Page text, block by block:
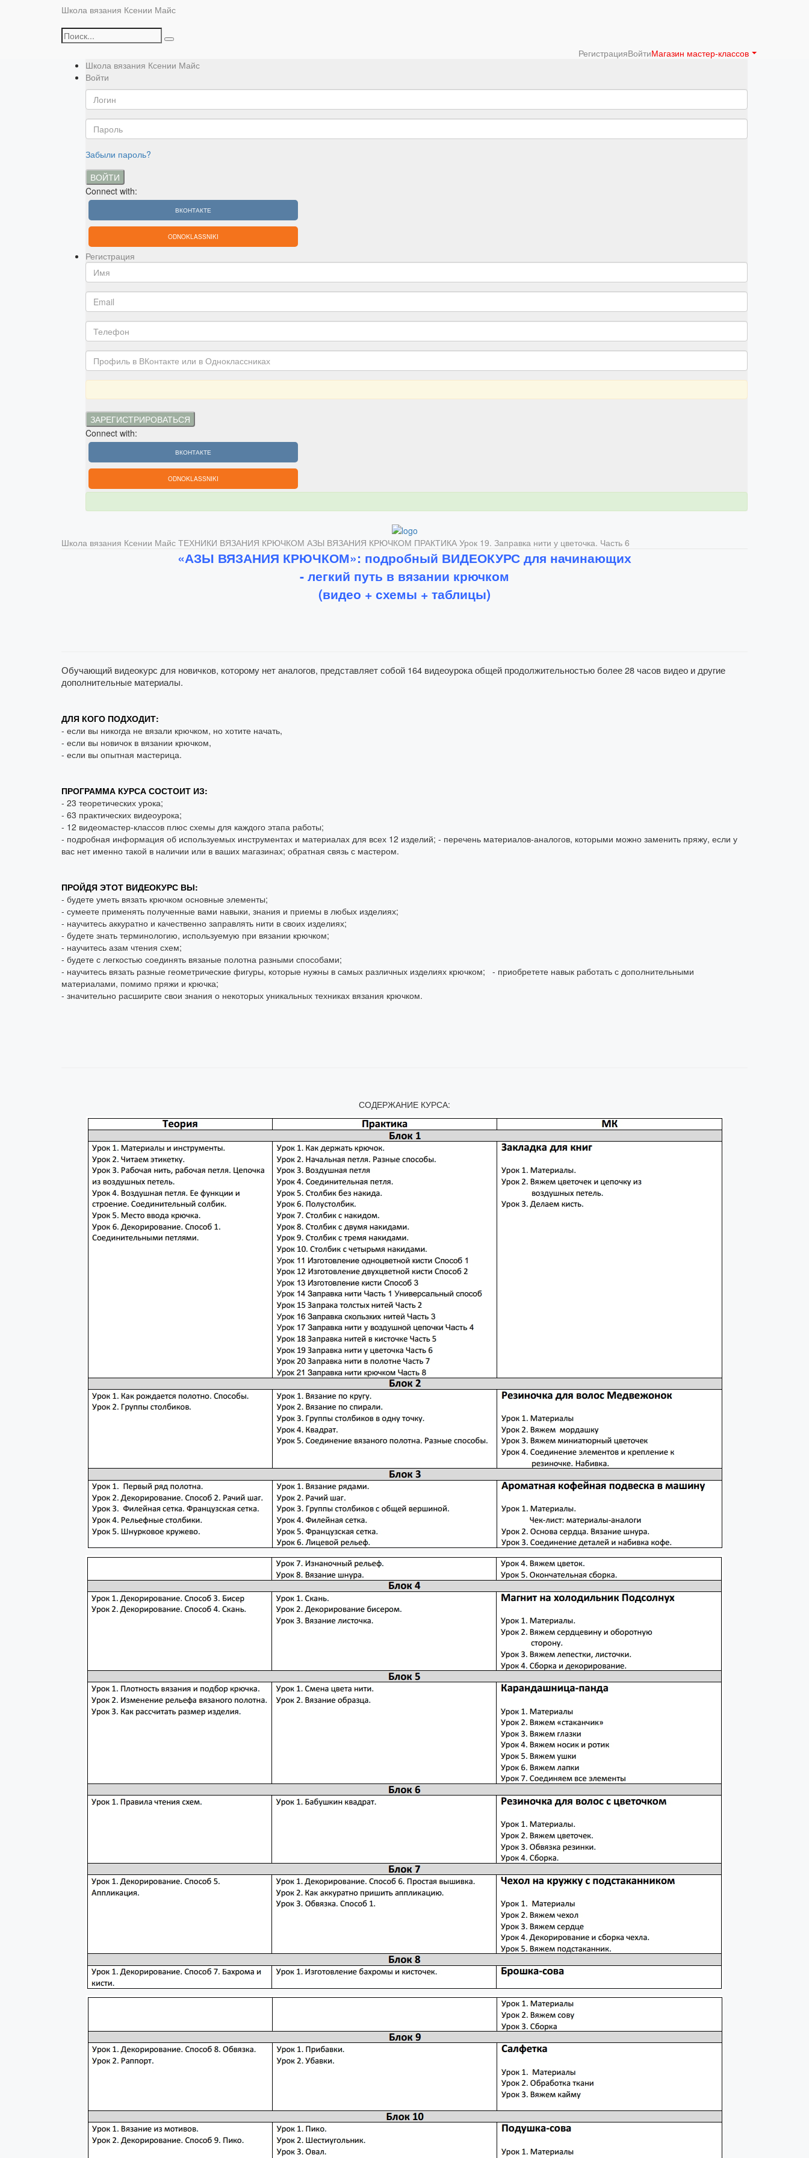
Школа вязания Ксении Майс
Магазин мастер-классов
Войти
Регистрация
Школа вязания Ксении Майс
Войти
Забыли пароль?
ВОЙТИ
Connect with:
ВКОНТАКТЕ
ODNOKLASSNIKI
Регистрация
Connect with:
ВКОНТАКТЕ
ODNOKLASSNIKI
Школа вязания Ксении Майс ТЕХНИКИ ВЯЗАНИЯ КРЮЧКОМ АЗЫ ВЯЗАНИЯ КРЮЧКОМ ПРАКТИКА Урок 19. Заправка нити у цветочка. Часть 6
«АЗЫ ВЯЗАНИЯ КРЮЧКОМ»: подробный ВИДЕОКУРС для начинающих
- легкий путь в вязании крючком
(видео + схемы + таблицы)
Обучающий видеокурс для новичков, которому нет аналогов, представляет собой 164 видеоурока общей продолжительностью более 28 часов видео и другие
дополнительные материалы.
ДЛЯ КОГО ПОДХОДИТ:
- если вы никогда не вязали крючком, но хотите начать,
- если вы новичок в вязании крючком,
- если вы опытная мастерица.
ПРОГРАММА КУРСА СОСТОИТ ИЗ:
- 23 теоретических урока;
- 63 практических видеоурока;
- 12 видеомастер-классов плюс схемы для каждого этапа работы;
- подробная информация об используемых инструментах и материалах для всех 12 изделий; - перечень материалов-аналогов, которыми можно заменить пряжу, если у
вас нет именно такой в наличии или в ваших магазинах; обратная связь с мастером.
ПРОЙДЯ ЭТОТ ВИДЕОКУРС ВЫ:
- будете уметь вязать крючком основные элементы;
- сумеете применять полученные вами навыки, знания и приемы в любых изделиях;
- научитесь аккуратно и качественно заправлять нити в своих изделиях;
- будете знать терминологию, используемую при вязании крючком;
- научитесь азам чтения схем;
- будете с легкостью соединять вязаные полотна разными способами;
- научитесь вязать разные геометрические фигуры, которые нужны в самых различных изделиях крючком; - приобретете навык работать с дополнительными
материалами, помимо пряжи и крючка;
- значительно расширите свои знания о некоторых уникальных техниках вязания крючком.
СОДЕРЖАНИЕ КУРСА: